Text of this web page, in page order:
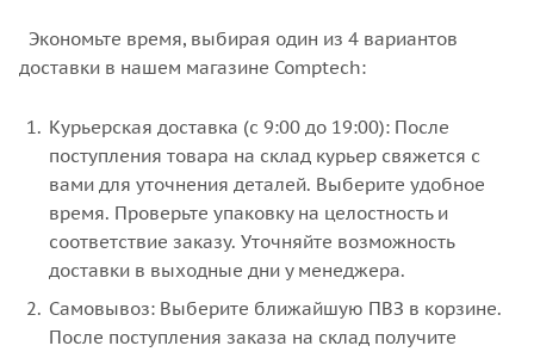
Экономьте время, выбирая один из 4 вариантов
доставки в нашем магазине Comptech:
Курьерская доставка (с 9:00 до 19:00): После
поступления товара на склад курьер свяжется с
вами для уточнения деталей. Выберите удобное
время. Проверьте упаковку на целостность и
соответствие заказу. Уточняйте возможность
доставки в выходные дни у менеджера.
Самовывоз: Выберите ближайшую ПВЗ в корзине.
После поступления заказа на склад получите